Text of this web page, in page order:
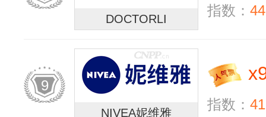
DOCTORLI
指数：
9
NIVEA妮维雅
x
指数：